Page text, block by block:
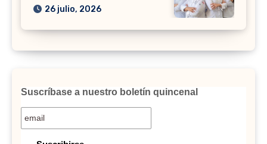
26 julio, 2026
Suscríbase a nuestro boletín quincenal